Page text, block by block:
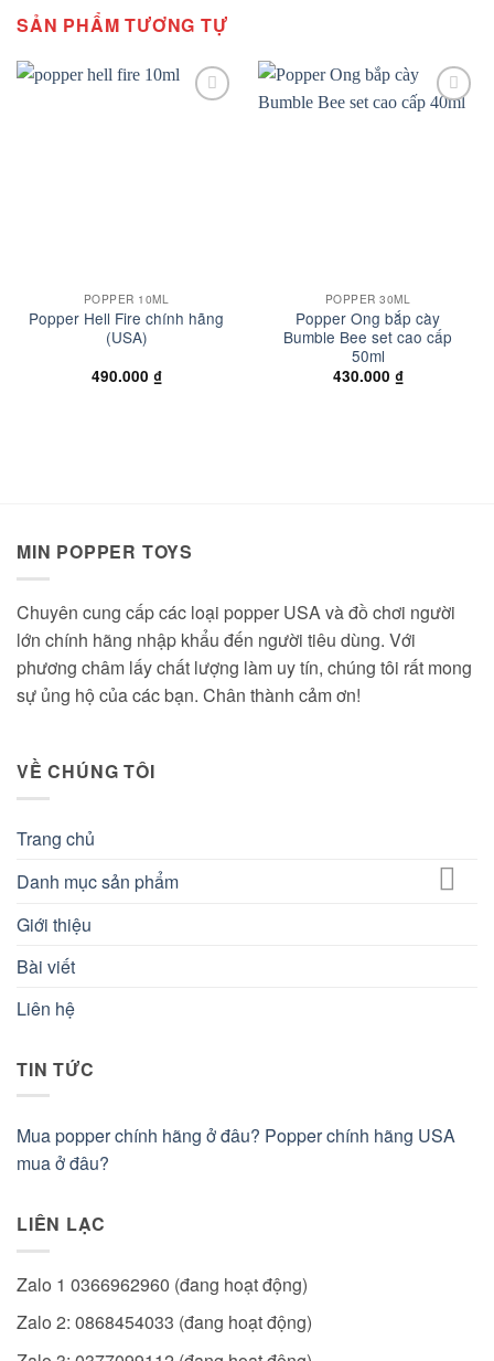
SẢN PHẨM TƯƠNG TỰ
POPPER 10ML
Popper Hell Fire chính hãng
(USA)
490.000 ₫
POPPER 30ML
Popper Ong bắp cày
Bumble Bee set cao cấp
50ml
430.000 ₫
MIN POPPER TOYS
Chuyên cung cấp các loại popper USA và đồ chơi người
lớn chính hãng nhập khẩu đến người tiêu dùng. Với
phương châm lấy chất lượng làm uy tín, chúng tôi rất mong
sự ủng hộ của các bạn. Chân thành cảm ơn!
VỀ CHÚNG TÔI
Trang chủ
Danh mục sản phẩm
Giới thiệu
Bài viết
Liên hệ
TIN TỨC
Mua popper chính hãng ở đâu? Popper chính hãng USA
mua ở đâu?
LIÊN LẠC
Zalo 1 0366962960 (đang hoạt động)
Zalo 2: 0868454033 (đang hoạt động)